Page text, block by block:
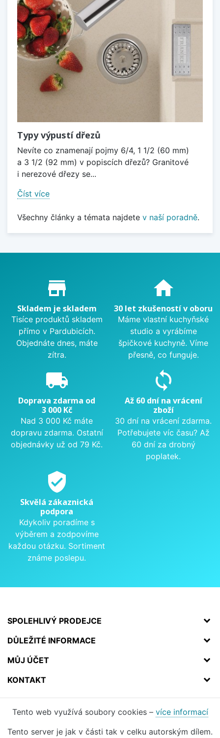
Typy výpustí dřezů
Nevíte co znamenají pojmy 6/4, 1 1/2 (60 mm)
a 3 1/2 (92 mm) v popiscích dřezů? Granitové
i nerezové dřezy se...
Číst více
Všechny články a témata najdete v naší poradně.
Proč nakupovat u nás?
store_mall_directory
Skladem je skladem
Tisíce produktů skladem
přímo v Pardubicích.
Objednáte dnes, máte
zítra.
home
30 let zkušeností v oboru
Máme vlastní kuchyňské
studio a vyrábíme
špičkové kuchyně. Víme
přesně, co funguje.
local_shipping
Doprava zdarma od
3 000 Kč
Nad 3 000 Kč máte
dopravu zdarma. Ostatní
objednávky už od 79 Kč.
sync
Až 60 dní na vrácení
zboží
30 dní na vrácení zdarma.
Potřebujete víc času? Až
60 dní za drobný
poplatek.
verified_user
Skvělá zákaznická
podpora
Kdykoliv poradíme s
výběrem a zodpovíme
každou otázku. Sortiment
známe poslepu.
SPOLEHLIVÝ PRODEJCE
DŮLEŽITÉ INFORMACE
MŮJ ÚČET
KONTAKT
Tento web využívá soubory cookies – více informací
Tento server je jak v části tak v celku autorským dílem.